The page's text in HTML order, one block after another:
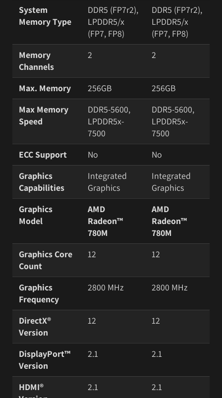
System
Memory Type
DDR5 (FP7r2),
LPDDR5/x
(FP7, FP8)
DDR5 (FP7r2),
LPDDR5/x
(FP7, FP8)
Memory
Channels
2 2
Max. Memory 256GB
256GB
Max Memory
Speed
DDR5-5600,
LPDDR5x-
7500
DDR5-5600,
LPDDR5x-
7500
ECC Support
No
No
Graphics
Capabilities
Integrated
Graphics
Integrated
Graphics
Graphics
Model
AMD
Radeon™
780M
AMD
Radeon™
780M
Graphics Core
Count
12 12
Graphics
Frequency
2800 MHz 2800 MHz
DirectX®
Version
12 12
DisplayPort™
Version
2.1 2.1
HDMI®
2.1 2.1